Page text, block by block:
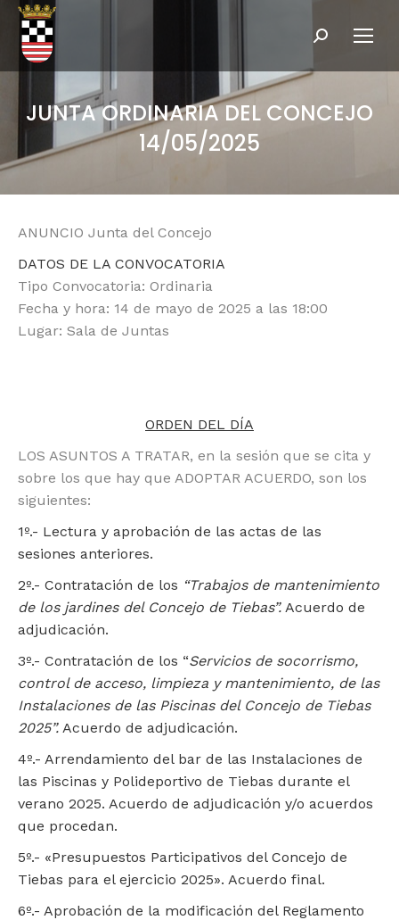
Buscar:
JUNTA ORDINARIA DEL CONCEJO
14/05/2025
ANUNCIO Junta del Concejo
DATOS DE LA CONVOCATORIA
Tipo Convocatoria: Ordinaria
Fecha y hora: 14 de mayo de 2025 a las 18:00
Lugar: Sala de Juntas
ORDEN DEL DÍA
LOS ASUNTOS A TRATAR, en la sesión que se cita y
sobre los que hay que ADOPTAR ACUERDO, son los
siguientes:
1º.- Lectura y aprobación de las actas de las
sesiones anteriores.
2º.- Contratación de los “Trabajos de mantenimiento
de los jardines del Concejo de Tiebas”. Acuerdo de
adjudicación.
3º.- Contratación de los “Servicios de socorrismo,
control de acceso, limpieza y mantenimiento, de las
Instalaciones de las Piscinas del Concejo de Tiebas
2025”. Acuerdo de adjudicación.
4º.- Arrendamiento del bar de las Instalaciones de
las Piscinas y Polideportivo de Tiebas durante el
verano 2025. Acuerdo de adjudicación y/o acuerdos
que procedan.
5º.- «Presupuestos Participativos del Concejo de
Tiebas para el ejercicio 2025». Acuerdo final.
6º.- Aprobación de la modificación del Reglamento